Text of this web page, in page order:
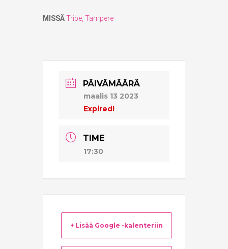
MISSÄTribe, Tampere
PÄIVÄMÄÄRÄ
maalis 13 2023
Expired!
TIME
17:30
+ Lisää Google -kalenteriin